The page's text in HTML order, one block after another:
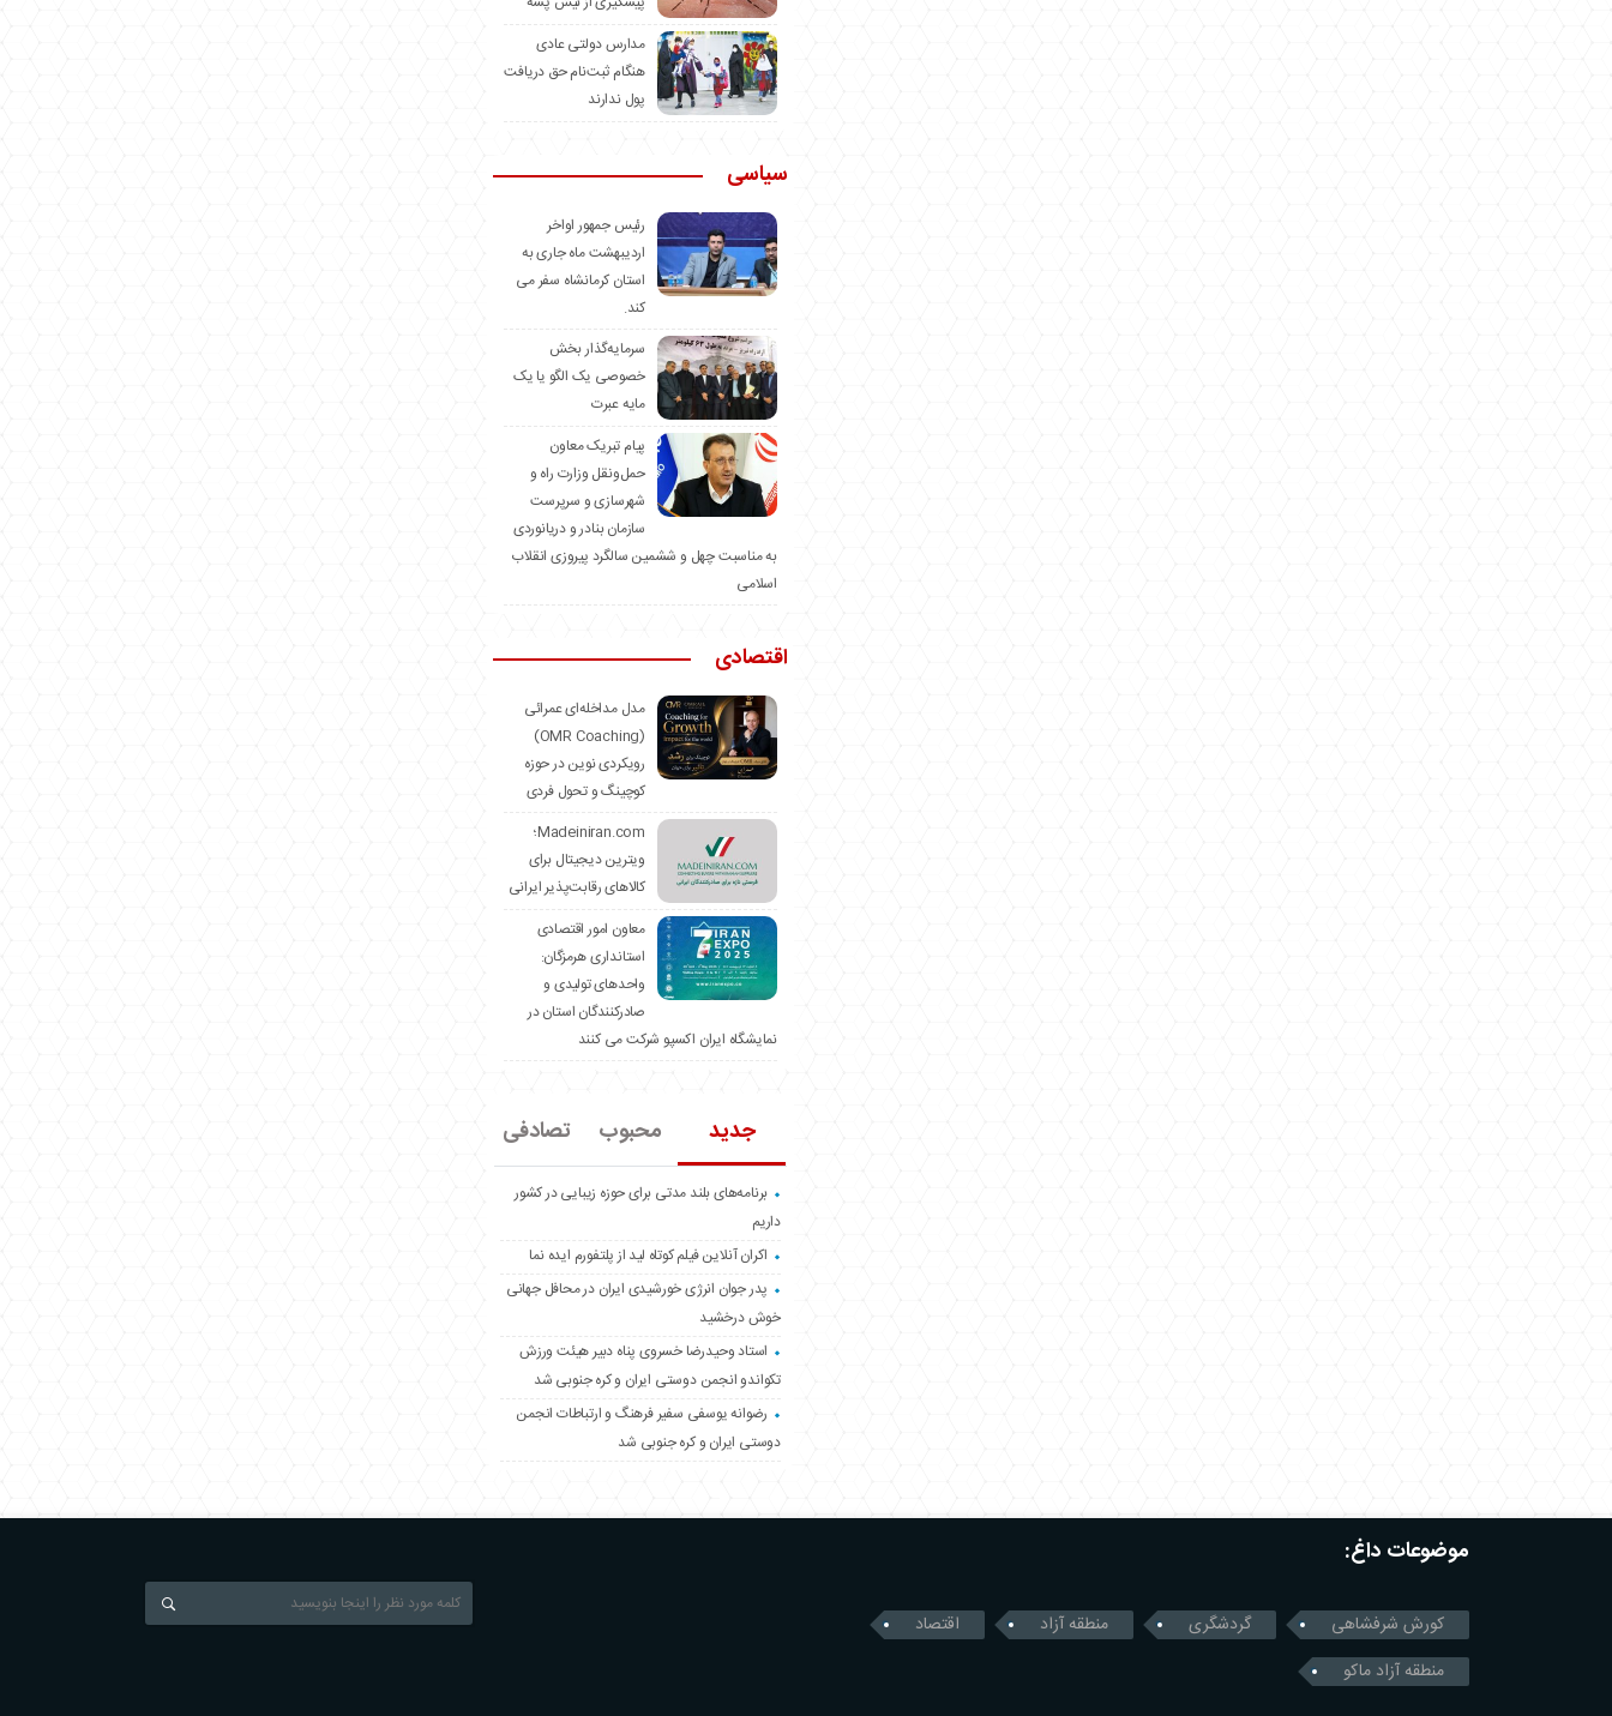
مدارس دولتی عادی
هنگام ثبت‌نام حق دریافت
پول ندارند
سیاسی
رئیس جمهور اواخر
اردیبهشت ماه جاری به
استان کرمانشاه سفر می
کند.
سرمایه‌گذار بخش
خصوصی یک الگو یا یک
مایه عبرت
️پیام تبریک معاون
حمل‌ونقل وزارت راه و
شهرسازی و سرپرست
سازمان بنادر و دریانوردی
به مناسبت چهل و ششمین سالگرد پیروزی انقلاب
اسلامی
اقتصادی
مدل مداخله‌ای عمرائی
(OMR Coaching)
رویکردی نوین در حوزه
کوچینگ و تحول فردی
Madeiniran.com؛
ویترین دیجیتال برای
کالاهای رقابت‌پذیر ایرانی
معاون امور اقتصادی
استانداری هرمزگان:
واحدهای تولیدی و
صادرکنندگان استان در
نمایشگاه ایران اکسپو شرکت می کنند
جدید محبوب تصادفی
برنامه‌های بلند مدتی برای حوزه زیبایی در کشور
داریم
اکران آنلاین فیلم کوتاه لید از پلتفورم ایده نما
پدر جوان انرژی خورشیدی ایران در محافل جهانی
خوش درخشید
استاد وحیدرضا خسروی پناه دبیر هیئت ورزش
تکواندو انجمن دوستی ایران و کره جنوبی شد
رضوانه یوسفی سفیر فرهنگ و ارتباطات انجمن
دوستی ایران و کره جنوبی شد
موضوعات داغ:
کورش شرفشاهی گردشگری منطقه آزاد
اقتصاد
منطقه آزاد ماکو